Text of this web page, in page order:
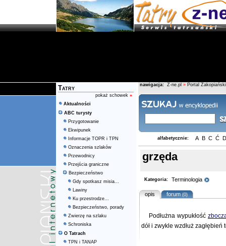
Tatry
pokaż schowek »
Aktualności
ABC turysty
Przygotowanie
Ekwipunek
Informacje TOPR i TPN
Oznaczenia szlaków
Przewodnicy
Przejścia graniczne
Bezpieczeństwo
Gdy spotkasz misia...
Lawiny
Ku przestrodze...
Bezpieczeństwo, porady
Zwierzę na szlaku
Schroniska
O Tatrach
TPN i TANAP
nawigacja: Z-ne.pl » Portal Zakopiański
alfabetycznie: A B C Ć D
grzęda
Kategoria: Terminologia
opis forum(0)
Podłużna wypukłość
dół i zwykle wzdłuż zagłębień